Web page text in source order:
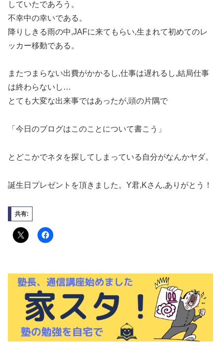
していたであろう。
不幸中の幸いである。
降りしきる雨の中,JAFに来てもらい,生まれて初めてのレ
ッカー移動である。
またつまらない出費がかかるし,仕事は遅れるし,結局仕事
は終わらないし…
とても大変な出来事ではあったが,頭の片隅で
「今日のブログはこのことについて書こう」
とどこかでネタを探してしまっている自分がなんかヤダ。
誕生日プレゼントを頂きました。Y君,Kさん,ありがとう！
共有: